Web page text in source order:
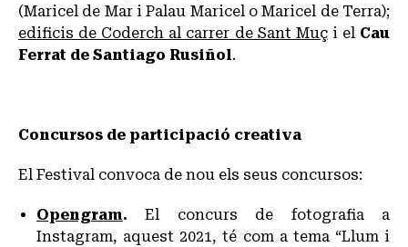
(Maricel de Mar i Palau Maricel o Maricel de Terra);
edificis de Coderch al carrer de Sant Muçi el Cau
Ferrat de Santiago Rusiñol.
Concursos de participació creativa
El Festival convoca de nou els seus concursos:
Opengram. El concurs de fotografia a
Instagram, aquest 2021, té com a tema “Llum i